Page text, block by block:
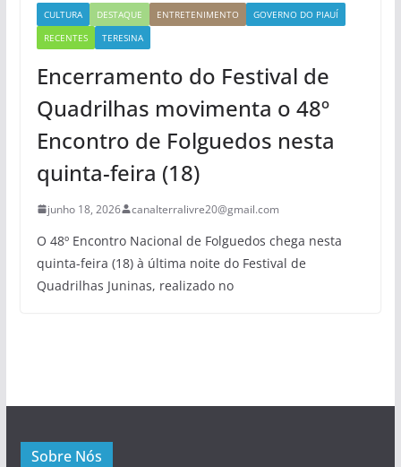
CULTURA DESTAQUE ENTRETENIMENTO
GOVERNO DO PIAUÍ
RECENTES
TERESINA
Encerramento do Festival de
Quadrilhas movimenta o 48º
Encontro de Folguedos nesta
quinta-feira (18)
junho 18, 2026 canalterralivre20@gmail.com
O 48º Encontro Nacional de Folguedos chega nesta
quinta-feira (18) à última noite do Festival de
Quadrilhas Juninas, realizado no
Sobre Nós